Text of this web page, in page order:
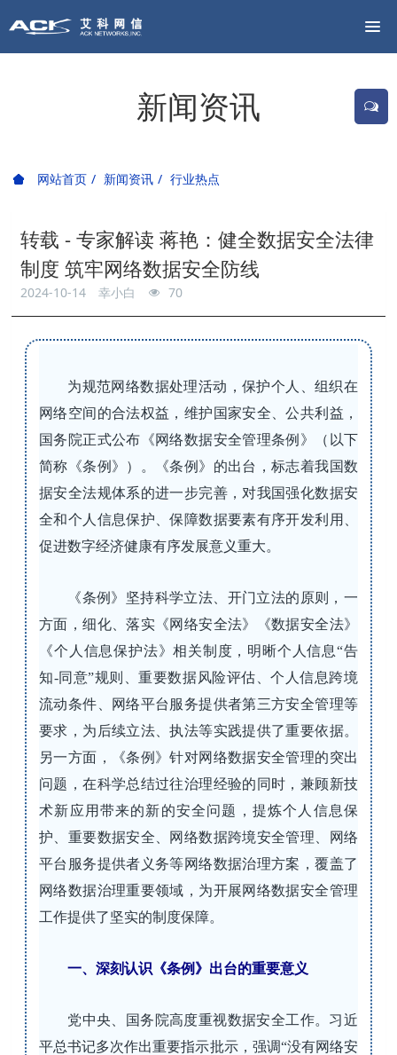
新闻资讯
网站首页 新闻资讯 行业热点
转载 - 专家解读 蒋艳：健全数据安全法律
制度 筑牢网络数据安全防线
2024-10-14 幸小白 70
为规范网络数据处理活动，保护个人、组织在
网络空间的合法权益，维护国家安全、公共利益，
国务院正式公布《网络数据安全管理条例》（以下
简称《条例》）。《条例》的出台，标志着我国数
据安全法规体系的进一步完善，对我国强化数据安
全和个人信息保护、保障数据要素有序开发利用、
促进数字经济健康有序发展意义重大。
《条例》坚持科学立法、开门立法的原则，一
方面，细化、落实《网络安全法》《数据安全法》
《个人信息保护法》相关制度，明晰个人信息“告
知-同意”规则、重要数据风险评估、个人信息跨境
流动条件、网络平台服务提供者第三方安全管理等
要求，为后续立法、执法等实践提供了重要依据。
另一方面，《条例》针对网络数据安全管理的突出
问题，在科学总结过往治理经验的同时，兼顾新技
术新应用带来的新的安全问题，提炼个人信息保
护、重要数据安全、网络数据跨境安全管理、网络
平台服务提供者义务等网络数据治理方案，覆盖了
网络数据治理重要领域，为开展网络数据安全管理
工作提供了坚实的制度保障。
一、深刻认识《条例》出台的重要意义
党中央、国务院高度重视数据安全工作。习近
平总书记多次作出重要指示批示，强调“没有网络安